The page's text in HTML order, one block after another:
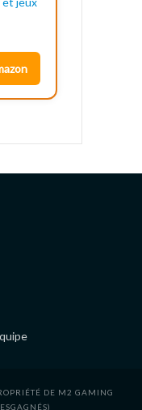
DE M2 GAMING